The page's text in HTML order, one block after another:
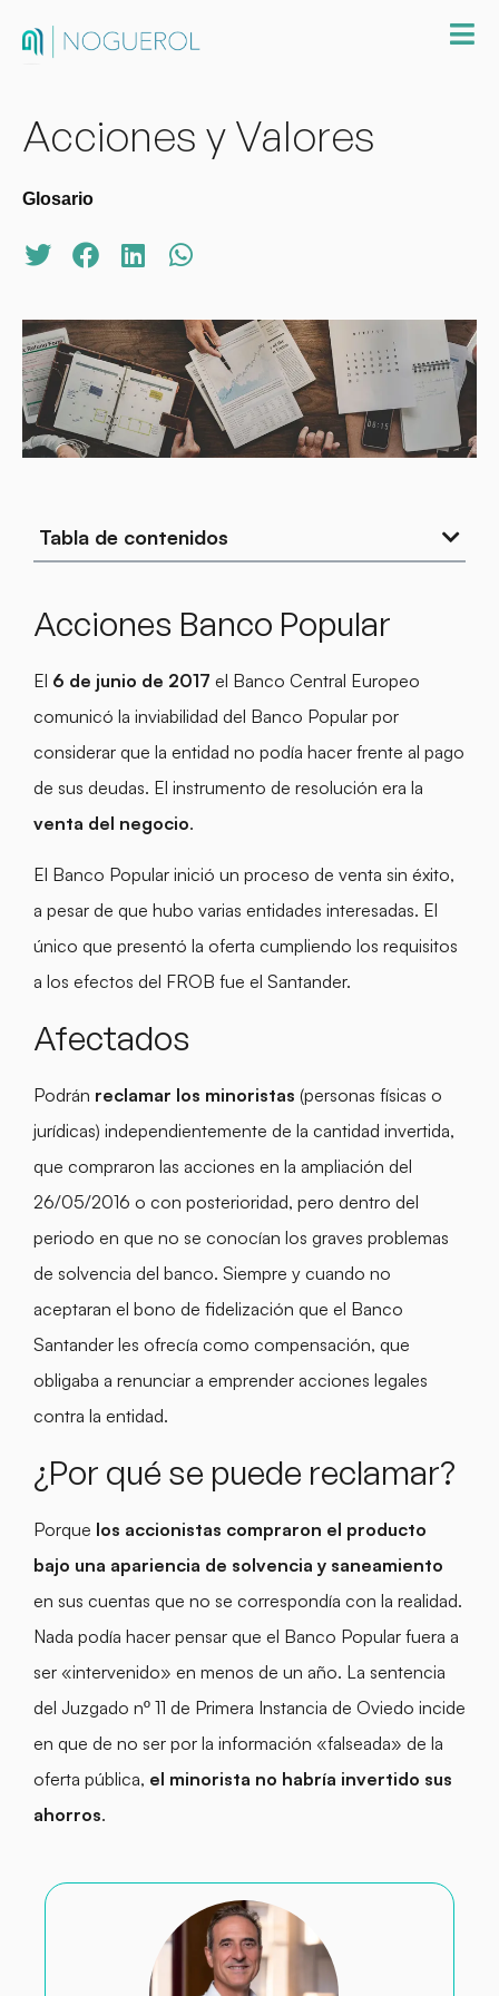
Acciones y Valores
Glosario
Tabla de contenidos
Acciones Banco Popular
El 6 de junio de 2017 el Banco Central Europeo
comunicó la inviabilidad del Banco Popular por
considerar que la entidad no podía hacer frente al pago
de sus deudas. El instrumento de resolución era la
venta del negocio.
El Banco Popular inició un proceso de venta sin éxito,
a pesar de que hubo varias entidades interesadas. El
único que presentó la oferta cumpliendo los requisitos
a los efectos del FROB fue el Santander.
Afectados
Podrán reclamar los minoristas (personas físicas o
jurídicas) independientemente de la cantidad invertida,
que compraron las acciones en la ampliación del
26/05/2016 o con posterioridad, pero dentro del
periodo en que no se conocían los graves problemas
de solvencia del banco. Siempre y cuando no
aceptaran el bono de fidelización que el Banco
Santander les ofrecía como compensación, que
obligaba a renunciar a emprender acciones legales
contra la entidad.
¿Por qué se puede reclamar?
Porque los accionistas compraron el producto
bajo una apariencia de solvencia y saneamiento
en sus cuentas que no se correspondía con la realidad.
Nada podía hacer pensar que el Banco Popular fuera a
ser «intervenido» en menos de un año. La sentencia
del Juzgado nº 11 de Primera Instancia de Oviedo incide
en que de no ser por la información «falseada» de la
oferta pública, el minorista no habría invertido sus
ahorros.